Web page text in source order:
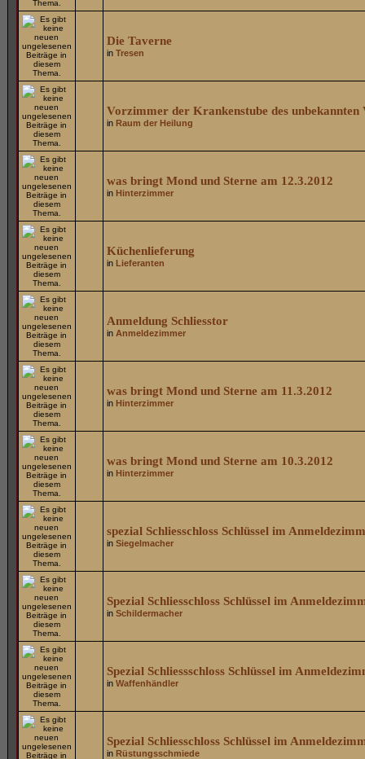
Die Taverne
in Tresen
Vorzimmer der Krankenstube des unbekannten
in Raum der Heilung
was bringt Mond und Sterne am 12.3.2012
in Hinterzimmer
Küchenlieferung
in Lieferanten
Anmeldung Schliesstor
in Anmeldezimmer
was bringt Mond und Sterne am 11.3.2012
in Hinterzimmer
was bringt Mond und Sterne am 10.3.2012
in Hinterzimmer
spezial Schliesschloss Schlüssel im
in Siegelmacher
Spezial Schliesschloss Schlüssel im
in Schildermacher
Spezial Schliessschloss Schlüssel im
in Waffenhändler
Spezial Schliesschloss Schlüssel im
in Rüstungsschmiede